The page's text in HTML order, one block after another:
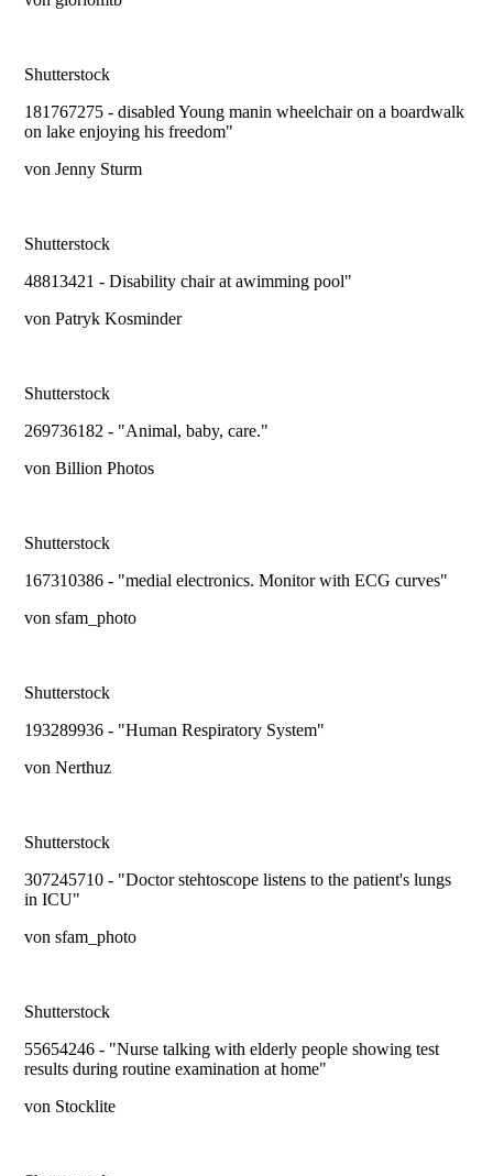
Shutterstock
181767275 - disabled Young manin wheelchair on a boardwalk
on lake enjoying his freedom"
von Jenny Sturm
Shutterstock
48813421 - Disability chair at awimming pool"
von Patryk Kosminder
Shutterstock
269736182 - "Animal, baby, care."
von Billion Photos
Shutterstock
167310386 - "medial electronics. Monitor with ECG curves"
von sfam_photo
Shutterstock
193289936 - "Human Respiratory System"
von Nerthuz
Shutterstock
307245710 - "Doctor stehtoscope listens to the patient's lungs
in ICU"
von sfam_photo
Shutterstock
55654246 - "Nurse talking with elderly people showing test
results during routine examination at home"
von Stocklite